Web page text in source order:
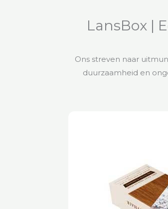
LansBox |
Ons streven naar
duurzaamheid en